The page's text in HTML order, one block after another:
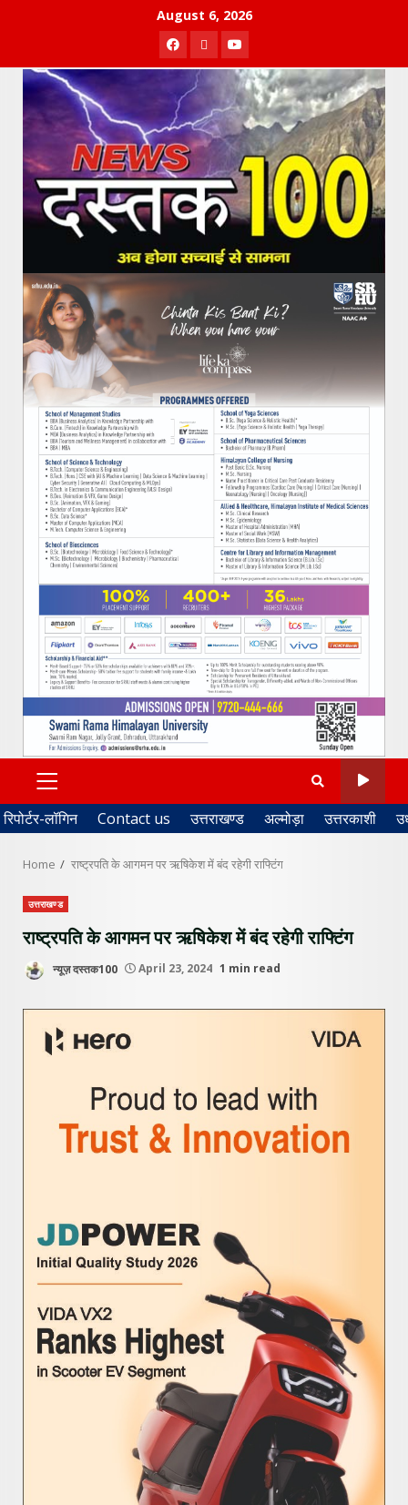
August 6, 2026
Facebook
TwitterYoutube
PRIMARY
MENU
रिपोर्टर-लॉगिन Contact us उत्तराखण्ड अल्मोड़ा उत्तरकाशी
Home राष्ट्रपति के आगमन पर ऋषिकेश में बंद रहेगी राफ्टिंग
उत्तराखण्ड
राष्ट्रपति के आगमन पर ऋषिकेश में बंद रहेगी राफ्टिंग
न्यूज़ दस्तक100 April 23, 2024 1 min read